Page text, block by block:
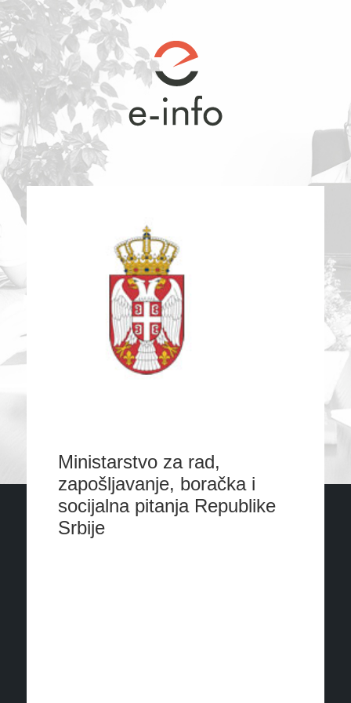
Ministarstvo za rad,
zapošljavanje, boračka i
socijalna pitanja Republike
Srbije